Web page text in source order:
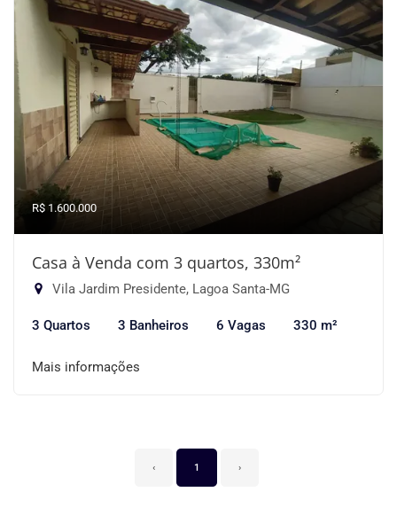
R$ 1.600.000
Casa à Venda com 3 quartos, 330m²
Vila Jardim Presidente, Lagoa Santa-MG
3 Quartos 3 Banheiros 6 Vagas 330 m²
Mais informações
‹ 1 ›